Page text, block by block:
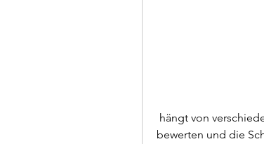
bewerten und die